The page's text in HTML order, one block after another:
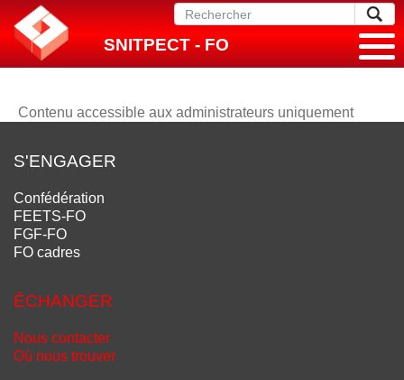
SNITPECT - FO
Contenu accessible aux administrateurs uniquement
S'ENGAGER
Confédération
FEETS-FO
FGF-FO
FO cadres
ÉCHANGER
Nous contacter
Où nous trouver